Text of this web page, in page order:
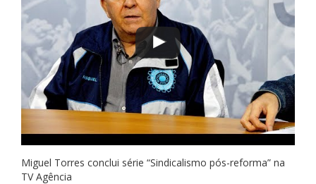
Miguel Torres conclui série “Sindicalismo pós-reforma” na
TV Agência